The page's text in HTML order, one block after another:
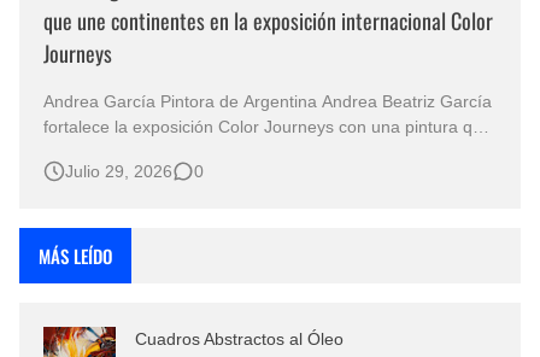
que une continentes en la exposición internacional Color
Journeys
Andrea García Pintora de Argentina Andrea Beatriz García
fortalece la exposición Color Journeys con una pintura que
humanidad Hay obras que no buscan imponerse mediante
composición. Prefieren …
Julio 29, 2026 0
MÁS LEÍDO
Cuadros Abstractos al Óleo